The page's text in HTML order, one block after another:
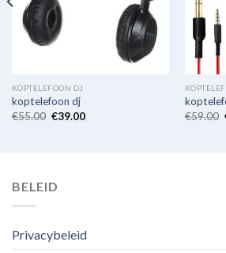
KOPTELEFOON DJ
koptelefoon dj
€55.00 €39.00
€59.00
BELEID
Privacybeleid